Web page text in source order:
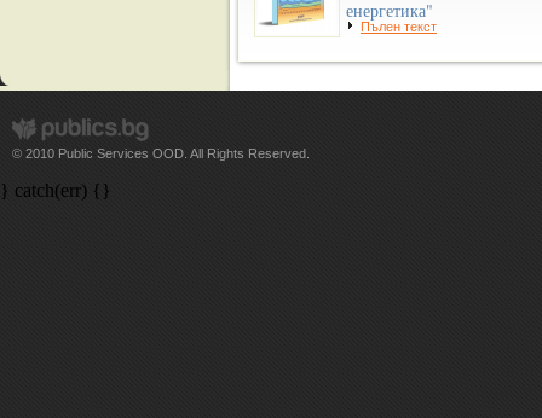
енергетика"
Пълен текст
© 2010 Public Services OOD. All Rights Reserved.
} catch(err) {}